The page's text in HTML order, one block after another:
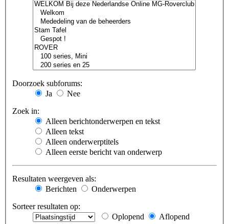
Doorzoek subforums:
Ja
Nee
Zoek in:
Alleen berichtonderwerpen en tekst
Alleen tekst
Alleen onderwerptitels
Alleen eerste bericht van onderwerp
Resultaten weergeven als:
Berichten
Onderwerpen
Sorteer resultaten op:
Oplopend
Aflopend